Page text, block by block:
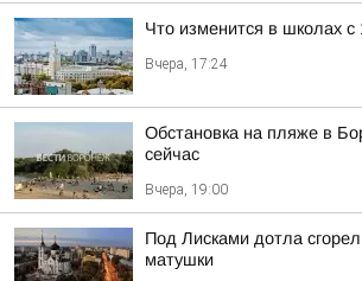
Что изменится в школах с
Вчера, 17:24
Обстановка на пляже в
сейчас
Вчера, 19:00
Под Лисками дотла
матушки